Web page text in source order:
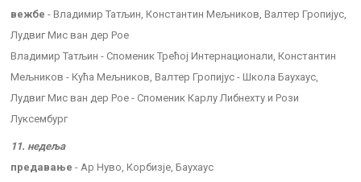
вежбе - Владимир Татљин, Константин Мељников, Валтер Гропијус,
Лудвиг Мис ван дер Рое
Владимир Татљин - Споменик Трећој Интернационали, Константин
Мељников - Кућа Мељников, Валтер Гропијус - Школа Баухаус,
Лудвиг Мис ван дер Рое - Споменик Карлу Либнехту и Рози
Луксембург
11. недеља
предавање - Ар Нуво, Корбизје, Баухаус